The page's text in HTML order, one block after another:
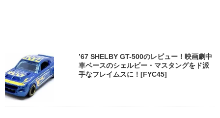
’67 SHELBY GT-500のレビュー！映画劇中
車ベースのシェルビー・マスタングをド派
手なフレイムスに！[FYC45]